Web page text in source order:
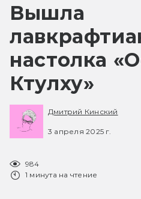
Вышла
настолка
Ктулху»
Дмитрий Кинский
3 апреля 2025 г.
984
1 минута на чтение